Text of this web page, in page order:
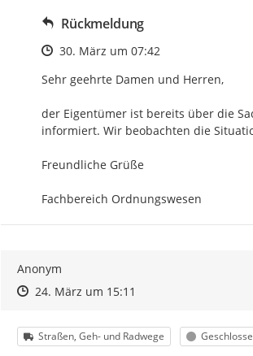
Rückmeldung
Zeitpunkt des Erstellens
30. März um 07:42
Sehr geehrte Damen und Herren,
der Eigentümer ist bereits über die
informiert. Wir beobachten die
Freundliche Grüße
Fachbereich Ordnungswesen
Anonym
Zeitpunkt des Erstellens
Zeitpunkt des Erstellens
24. März um 15:11
Kategorie
Straßen, Geh- und Radwege Status